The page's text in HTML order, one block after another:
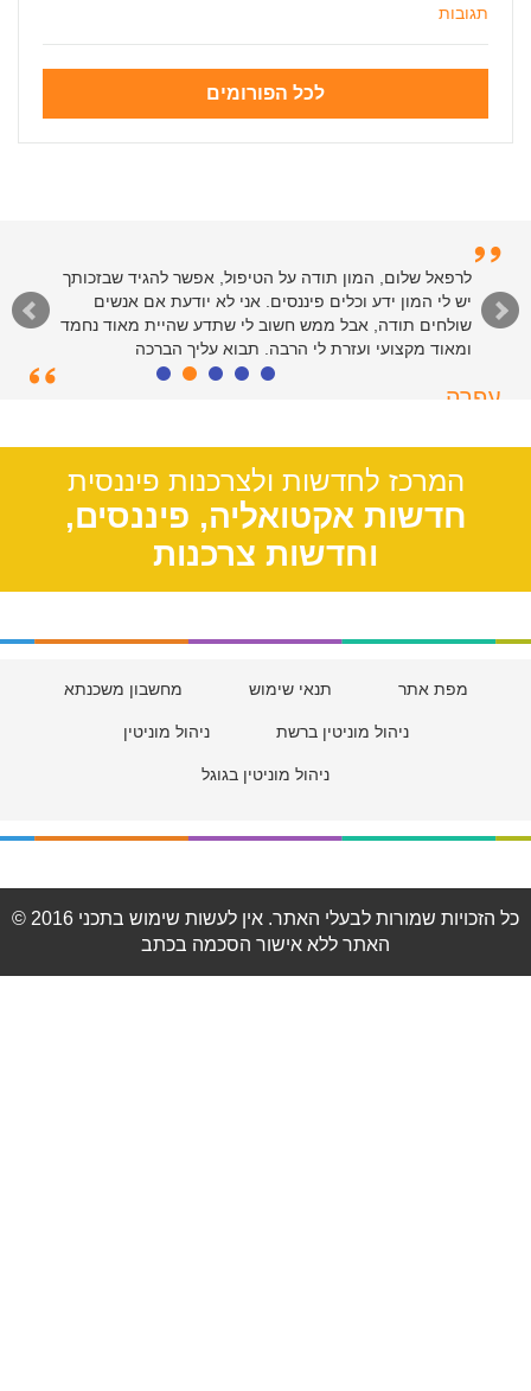
תגובות
לכל הפורומים
לרפאל שלום, המון תודה על הטיפול, אפשר להגיד שבזכותך
יש לי המון ידע וכלים פיננסים. אני לא יודעת אם אנשים
שולחים תודה, אבל ממש חשוב לי שתדע שהיית מאוד נחמד
ומאוד מקצועי ועזרת לי הרבה. תבוא עליך הברכה
עפרה
המרכז לחדשות ולצרכנות פיננסית
חדשות אקטואליה, פיננסים,
וחדשות צרכנות
מפת אתר תנאי שימוש מחשבון משכנתא
ניהול מוניטין ברשת ניהול מוניטין
ניהול מוניטין בגוגל
© 2016 כל הזכויות שמורות לבעלי האתר. אין לעשות שימוש בתכני
האתר ללא אישור הסכמה בכתב